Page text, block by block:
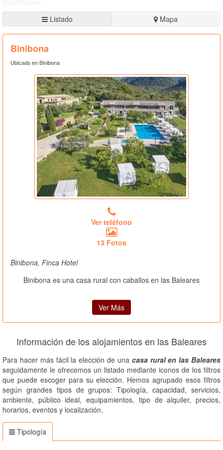
Listado Mapa
Binibona
Ubicado en Binibona
Ver teléfono
13 Fotos
Binibona, Finca Hotel
Binibona es una casa rural con caballos en las Baleares
Ver Más
Información de los alojamientos en las Baleares
Para hacer más fácil la elección de una casa rural en las Baleares
seguidamente le ofrecemos un listado mediante iconos de los filtros
que puede escoger para su elección. Hemos agrupado esos filtros
según grandes tipos de grupos: Tipología, capacidad, servicios,
ambiente, público ideal, equipamientos, tipo de alquiler, precios,
horarios, eventos y localización.
Tipología